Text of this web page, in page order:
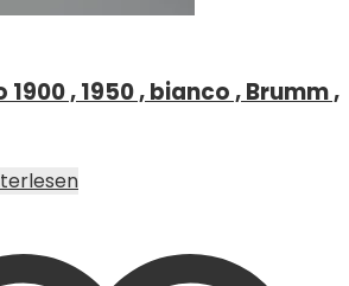
, 1950 , bianco , Brumm ,